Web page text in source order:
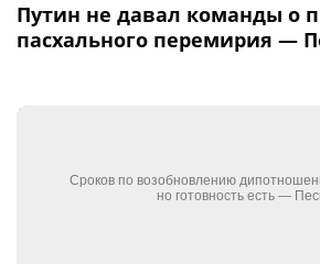
Путин не давал команды о
пасхального перемирия —